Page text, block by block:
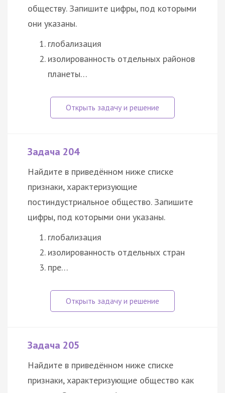
обществу. Запишите цифры, под которыми
они указаны.
глобализация
изолированность отдельных районов
планеты…
Задача 204
Найдите в приведённом ниже списке
признаки, характеризующие
постиндустриальное общество. Запишите
цифры, под которыми они указаны.
глобализация
изолированность отдельных стран
пре…
Задача 205
Найдите в приведённом ниже списке
признаки, характеризующие общество как